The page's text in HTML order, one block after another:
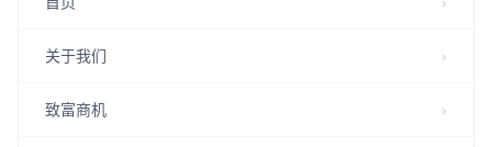
关于我们
致富商机